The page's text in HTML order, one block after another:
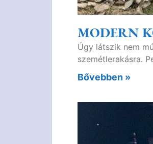
MODERN
Úgy látszik nem
szemétlerakásra.
Bővebben »